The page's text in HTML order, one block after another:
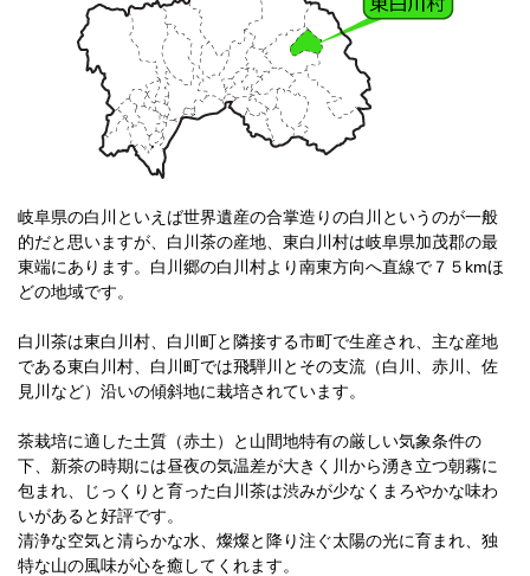
岐阜県の白川といえば世界遺産の合掌造りの白川というのが一般
的だと思いますが、白川茶の産地、東白川村は岐阜県加茂郡の最
東端にあります。白川郷の白川村より南東方向へ直線で７５kmほ
どの地域です。
白川茶は東白川村、白川町と隣接する市町で生産され、主な産地
である東白川村、白川町では飛騨川とその支流（白川、赤川、佐
見川など）沿いの傾斜地に栽培されています。
茶栽培に適した土質（赤土）と山間地特有の厳しい気象条件の
下、新茶の時期には昼夜の気温差が大きく川から湧き立つ朝霧に
包まれ、じっくりと育った白川茶は渋みが少なくまろやかな味わ
いがあると好評です。
清浄な空気と清らかな水、燦燦と降り注ぐ太陽の光に育まれ、独
特な山の風味が心を癒してくれます。